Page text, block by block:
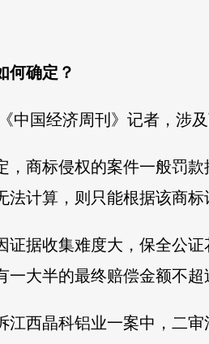
何确定？
中国经济周刊》记者，涉
，商标侵权的案件一般罚
法计算，则只能根据该商
证据收集难度大，保全公
一大半的最终赔偿金额不超
江西晶科铝业一案中，二